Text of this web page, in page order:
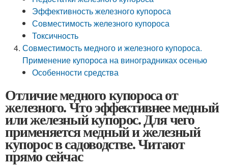
Эффективность железного купороса
Совместимость железного купороса
Токсичность
Совместимость медного и железного купороса.
Применение купороса на виноградниках осенью
Особенности средства
Отличие медного купороса от
железного. Что эффективнее медный
или железный купорос. Для чего
применяется медный и железный
купорос в садоводстве. Читают
прямо сейчас